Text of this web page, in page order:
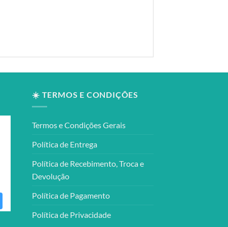
☀️ TERMOS E CONDIÇÕES
Termos e Condições Gerais
Política de Entrega
Política de Recebimento, Troca e
Devolução
Política de Pagamento
Política de Privacidade